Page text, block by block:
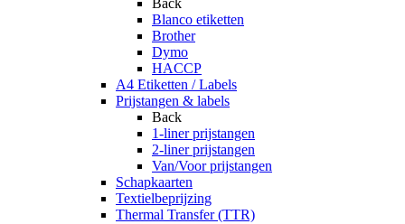
Back
Blanco etiketten
Brother
Dymo
HACCP
A4 Etiketten / Labels
Prijstangen & labels
Back
1-liner prijstangen
2-liner prijstangen
Van/Voor prijstangen
Schapkaarten
Textielbeprijzing
Thermal Transfer (TTR)